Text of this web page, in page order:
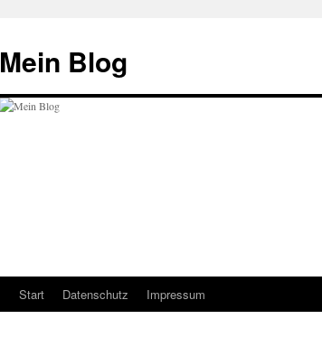
springen
Mein Blog
Start Datenschutz Impressum